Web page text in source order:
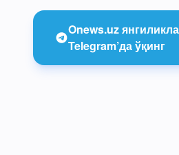
Onews.uz
Telegram’да ўқинг